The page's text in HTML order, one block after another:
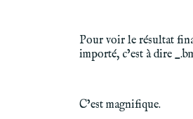
Pour voir le résultat
importé, c’est à dire
C’est magnifique.